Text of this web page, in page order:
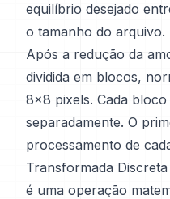
equilíbrio desejado
o tamanho do arquivo.
Após a redução da
dividida em blocos,
8x8 pixels. Cada
separadamente. O
processamento de
Transformada
é uma operação